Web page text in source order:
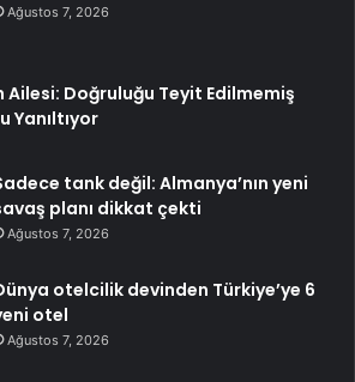
Ağustos 7, 2026
Ailesi: Doğruluğu Teyit Edilmemiş
Yanıltıyor
tank değil: Almanya’nın yeni
planı dikkat çekti
Ağustos 7, 2026
otelcilik devinden Türkiye’ye 6
otel
Ağustos 7, 2026